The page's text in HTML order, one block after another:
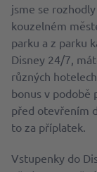
jsme se
kouzelném
parku a z parku
Disney 24/7,
různých
bonus v podobě
před otevřením
to za příplatek.
Vstupenky do